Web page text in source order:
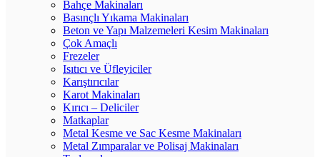
Bahçe Makinaları
Basınçlı Yıkama Makinaları
Beton ve Yapı Malzemeleri Kesim Makinaları
Çok Amaçlı
Frezeler
Isıtıcı ve Üfleyiciler
Karıştırıcılar
Karot Makinaları
Kırıcı – Deliciler
Matkaplar
Metal Kesme ve Sac Kesme Makinaları
Metal Zımparalar ve Polisaj Makinaları